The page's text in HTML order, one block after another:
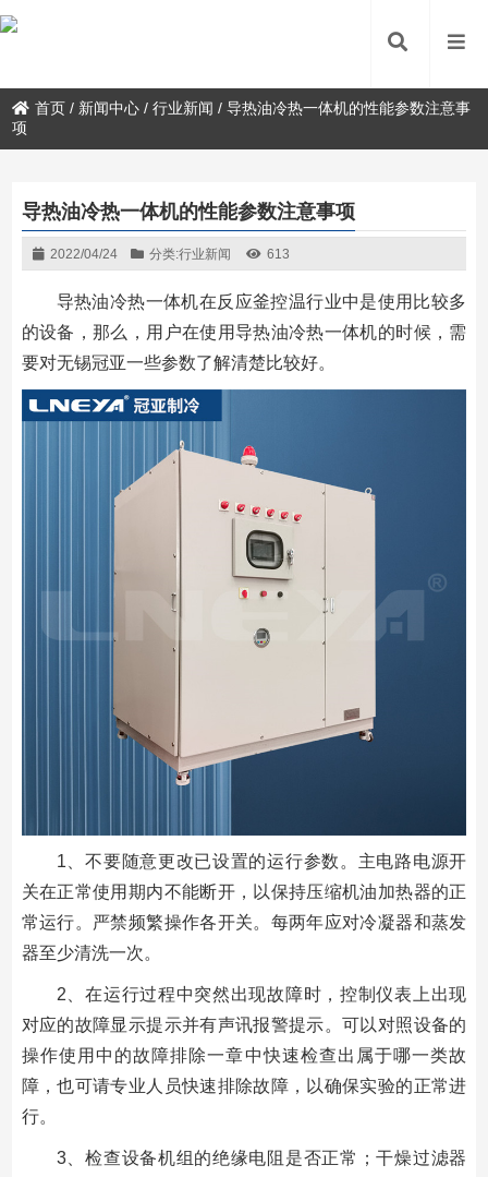
首页 / 新闻中心 /行业新闻 /导热油冷热一体机的性能参数注意事
项
导热油冷热一体机的性能参数注意事项
2022/04/24 分类:行业新闻 613
导热油冷热一体机在反应釜控温行业中是使用比较多
的设备，那么，用户在使用导热油冷热一体机的时候，需
要对无锡冠亚一些参数了解清楚比较好。
1、不要随意更改已设置的运行参数。主电路电源开
关在正常使用期内不能断开，以保持压缩机油加热器的正
常运行。严禁频繁操作各开关。每两年应对冷凝器和蒸发
器至少清洗一次。
2、在运行过程中突然出现故障时，控制仪表上出现
对应的故障显示提示并有声讯报警提示。可以对照设备的
操作使用中的故障排除一章中快速检查出属于哪一类故
障，也可请专业人员快速排除故障，以确保实验的正常进
行。
3、检查设备机组的绝缘电阻是否正常；干燥过滤器